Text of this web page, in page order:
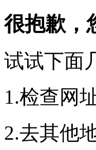
很抱歉，
试试下面
1.检查网
2.去其他